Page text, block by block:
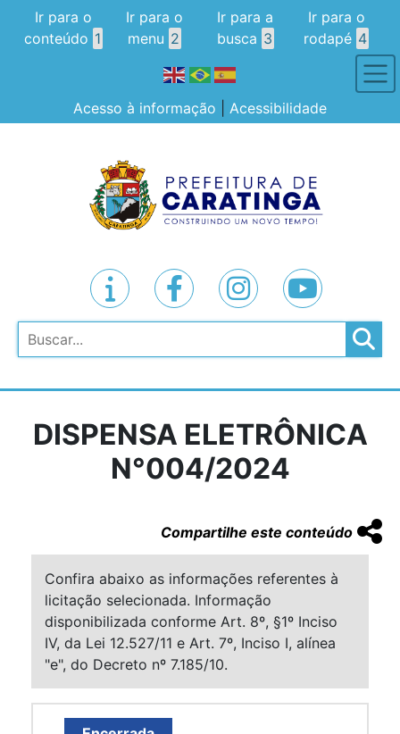
Ir para o
conteúdo 1
Ir para o
menu 2
Ir para a
busca 3
Ir para o
rodapé 4
Acesso à informação Acessibilidade
Pesquisar
DISPENSA ELETRÔNICA
N°004/2024
Compartilhe este conteúdo
Confira abaixo as informações referentes à
licitação selecionada. Informação
disponibilizada conforme Art. 8º, §1º Inciso
IV, da Lei 12.527/11 e Art. 7º, Inciso I, alínea
"e", do Decreto nº 7.185/10.